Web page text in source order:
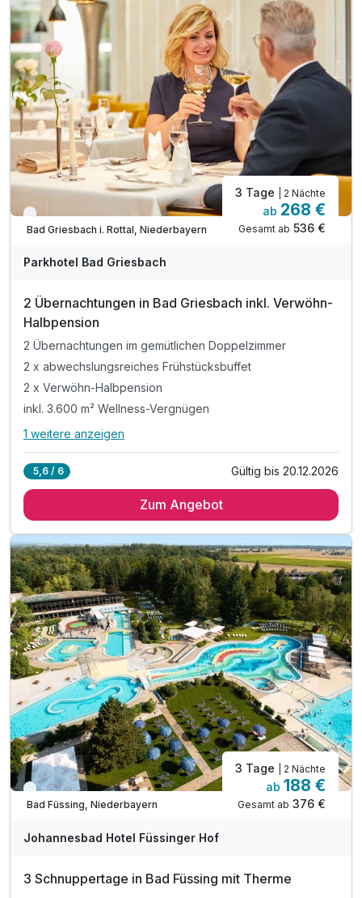
1 x Besuch der "Totes-Meer-Salzgrotte"
inkl. Leihbademantel
inkl. WLAN
Verfügbar bis Dezember
Bad Griesbach i. Rottal, Niederbayern
3 Tage | 2 Nächte
ab 268 €
Gesamt ab 536 €
Parkhotel Bad Griesbach
2 Übernachtungen in Bad Griesbach inkl. Verwöhn-
Halbpension
2 Übernachtungen im gemütlichen Doppelzimmer
2 x abwechslungsreiches Frühstücksbuffet
2 x Verwöhn-Halbpension
inkl. 3.600 m² Wellness-Vergnügen
Alle Inklusivleistungen
2 x abwechslungsreiches Frühstücksbuffet
inkl. 3.600 m² Wellness-Vergnügen
inkl. Parkhotel-Verwöhnleistungen
1 weitere anzeigen
5,6 / 6 Gültig bis 20.12.2026
Zum Angebot
Viele Termine frei
Bad Füssing, Niederbayern
3 Tage | 2 Nächte
ab 188 €
Gesamt ab 376 €
Johannesbad Hotel Füssinger Hof
3 Schnuppertage in Bad Füssing mit Therme